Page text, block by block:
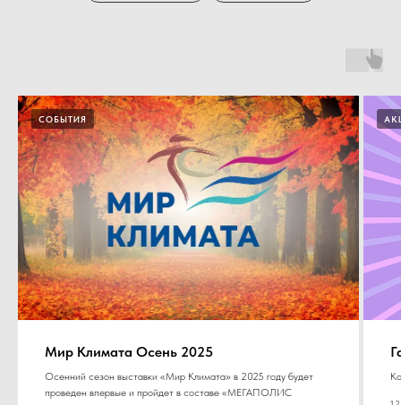
СОБЫТИЯ
Мир Климата Осень 2025
Осенний сезон выставки «Мир Климата» в 2025 году будет
проведен впервые и пройдет в составе «МЕГАПОЛИС